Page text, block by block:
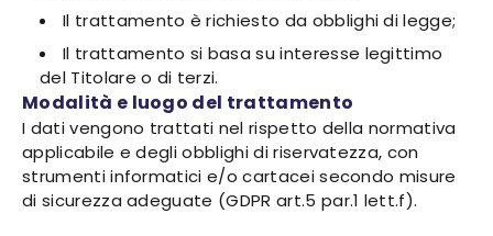
Il trattamento è richiesto da obblighi di legge;
Il trattamento si basa su interesse legittimo
del Titolare o di terzi.
Modalità e luogo del trattamento
I dati vengono trattati nel rispetto della normativa
applicabile e degli obblighi di riservatezza, con
strumenti informatici e/o cartacei secondo misure
di sicurezza adeguate (GDPR art.5 par.1 lett.f).